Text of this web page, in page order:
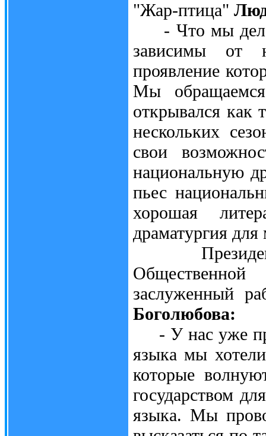
"Жар-птица"
- Что мы
зависимы от
проявление
Мы
открывался как
нескольких
свои
национальную
пьес
хорошая
драматургия
Президент
заслуженный
Боголюбова:
- У нас уже
языка мы
которые
государством
языка. Мы